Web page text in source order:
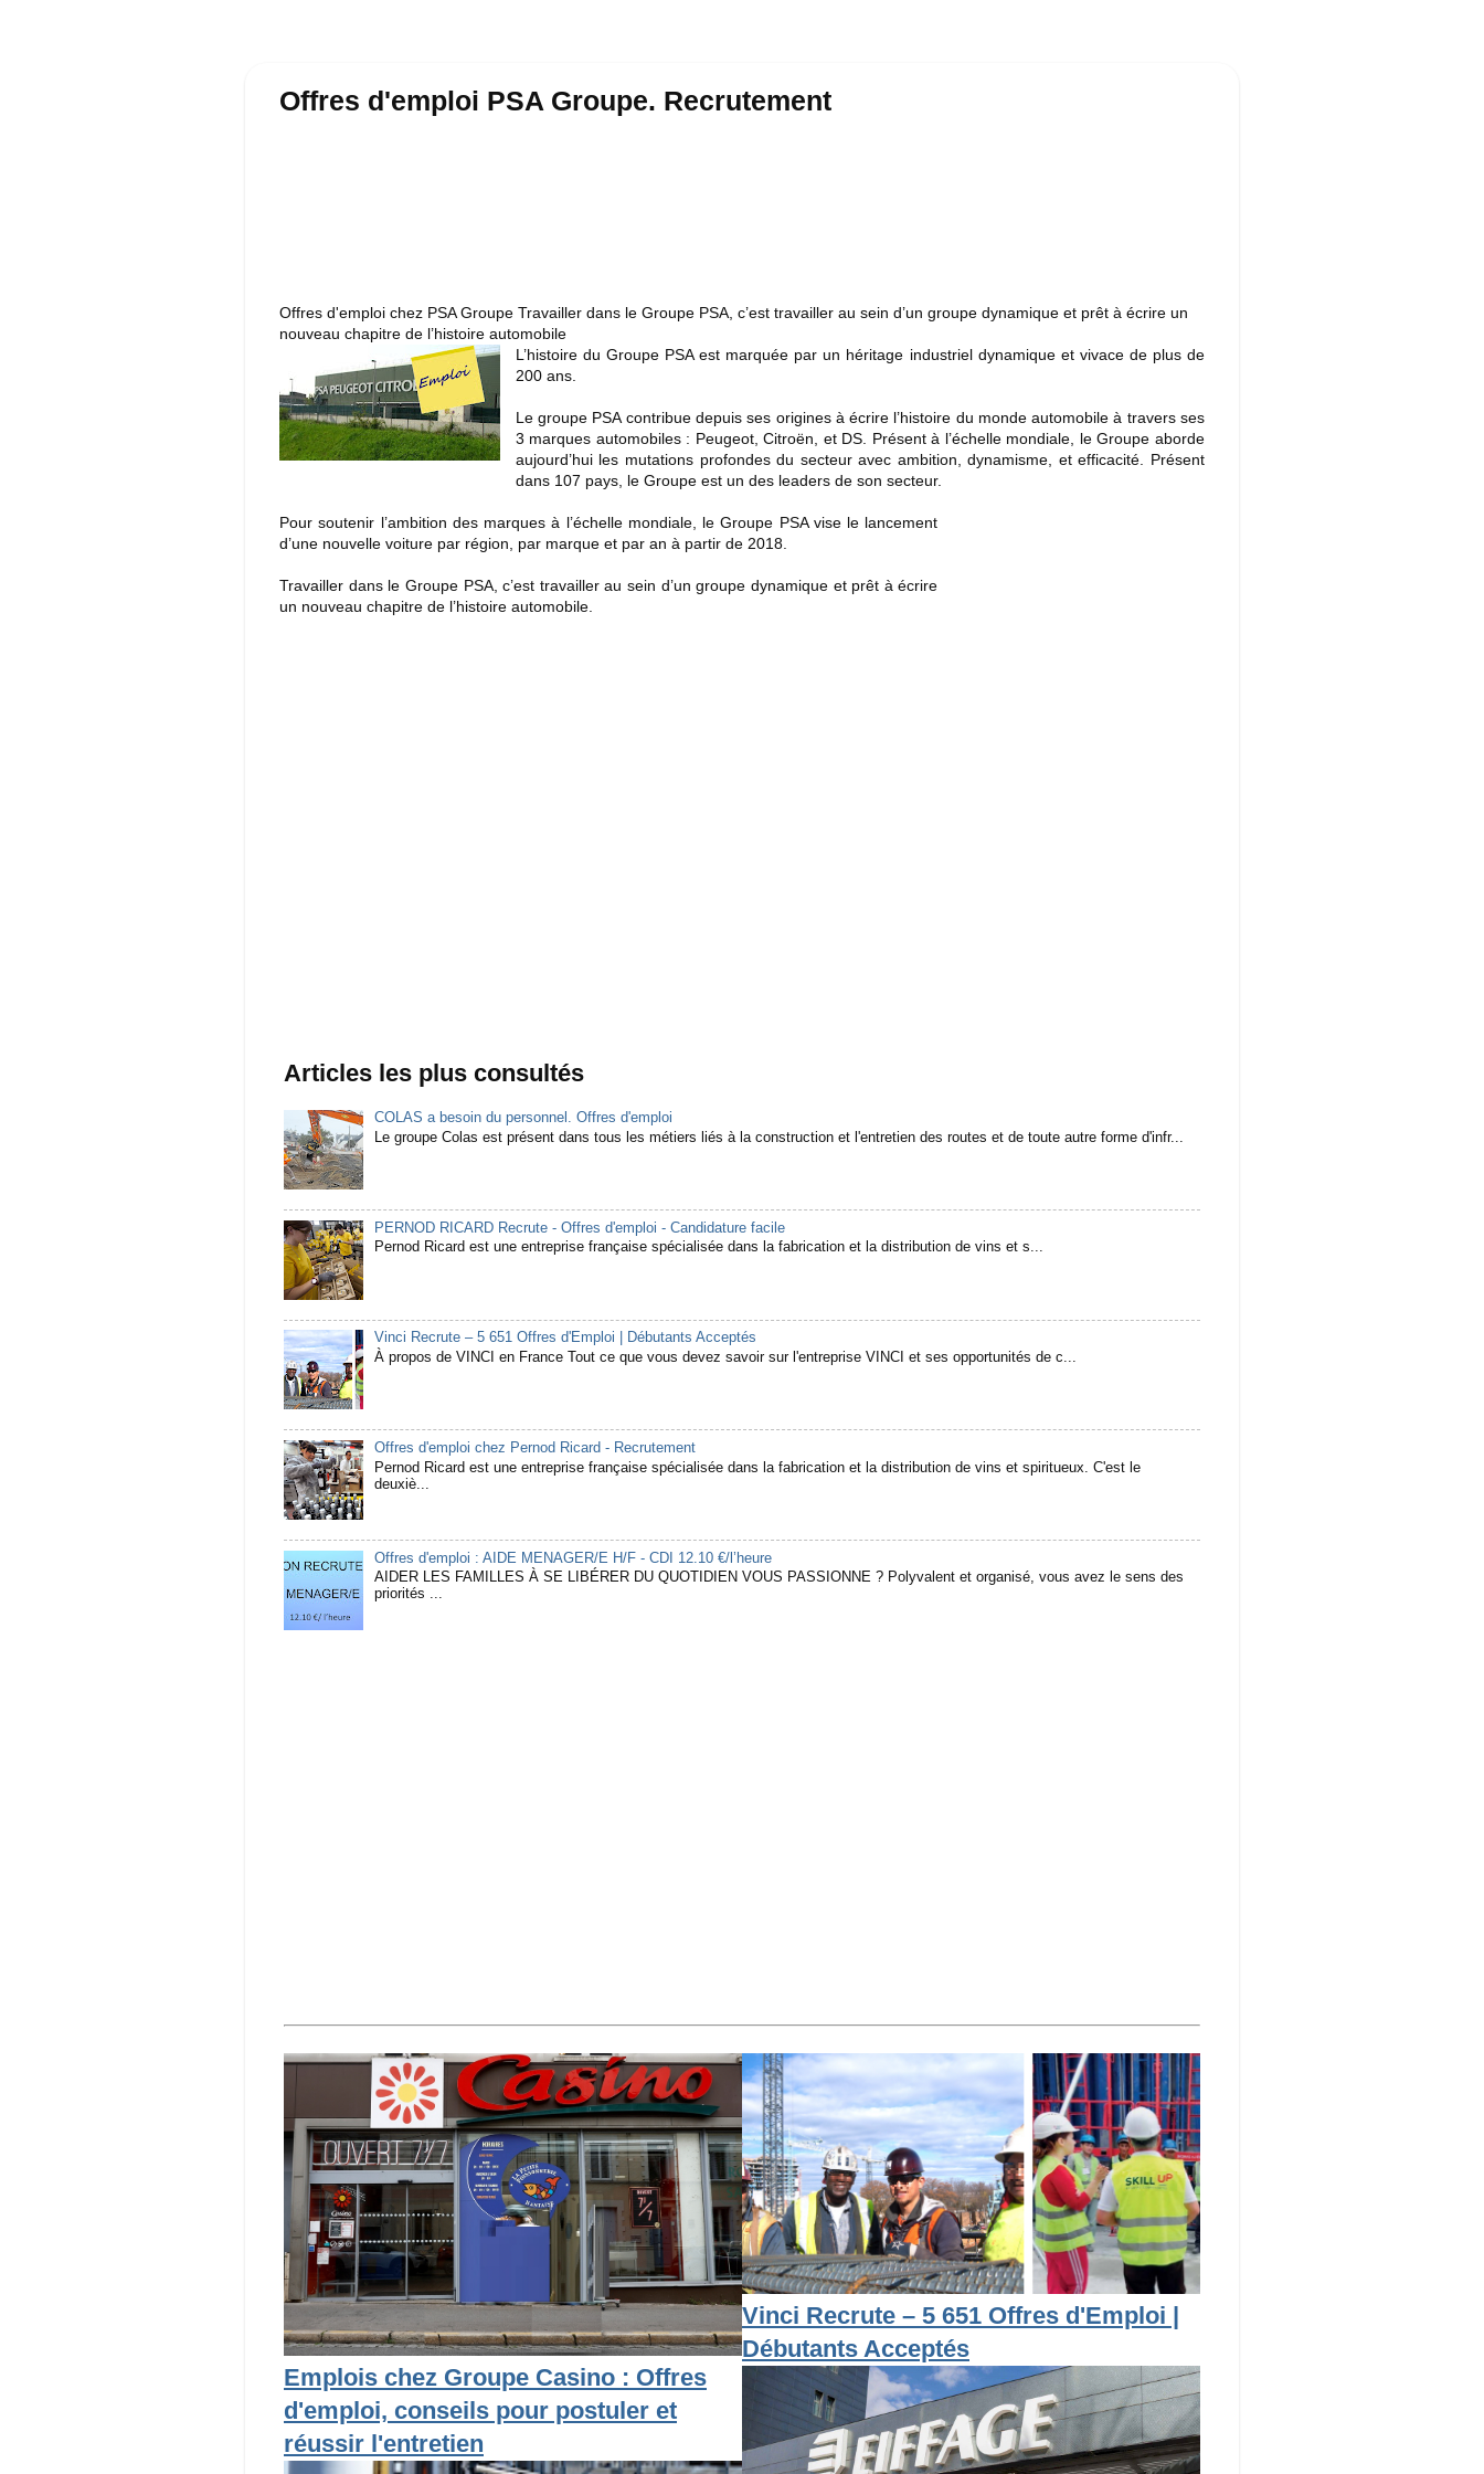
Offres d'emploi PSA Groupe. Recrutement
Offres d'emploi chez PSA Groupe Travailler dans le Groupe PSA, c’est travailler au sein d’un groupe dynamique et prêt à écrire un
nouveau chapitre de l’histoire automobile
L’histoire du Groupe PSA est marquée par un héritage industriel dynamique et vivace de plus de
200 ans.
Le groupe PSA contribue depuis ses origines à écrire l’histoire du monde automobile à travers ses
3 marques automobiles : Peugeot, Citroën, et DS. Présent à l’échelle mondiale, le Groupe aborde
aujourd’hui les mutations profondes du secteur avec ambition, dynamisme, et efficacité. Présent
dans 107 pays, le Groupe est un des leaders de son secteur.
Pour soutenir l’ambition des marques à l’échelle mondiale, le Groupe PSA vise le lancement
d’une nouvelle voiture par région, par marque et par an à partir de 2018.
Travailler dans le Groupe PSA, c’est travailler au sein d’un groupe dynamique et prêt à écrire
un nouveau chapitre de l’histoire automobile.
Articles les plus consultés
COLAS a besoin du personnel. Offres d'emploi
Le groupe Colas est présent dans tous les métiers liés à la construction et l'entretien des routes et de toute autre forme d'infr...
PERNOD RICARD Recrute - Offres d'emploi - Candidature facile
Pernod Ricard est une entreprise française spécialisée dans la fabrication et la distribution de vins et s...
Vinci Recrute – 5 651 Offres d'Emploi | Débutants Acceptés
À propos de VINCI en France Tout ce que vous devez savoir sur l'entreprise VINCI et ses opportunités de c...
Offres d'emploi chez Pernod Ricard - Recrutement
Pernod Ricard est une entreprise française spécialisée dans la fabrication et la distribution de vins et spiritueux. C'est le
deuxiè...
Offres d'emploi : AIDE MENAGER/E H/F - CDI 12.10 €/l’heure
AIDER LES FAMILLES À SE LIBÉRER DU QUOTIDIEN VOUS PASSIONNE ? Polyvalent et organisé, vous avez le sens des
priorités ...
Emplois chez Groupe Casino : Offres
d'emploi, conseils pour postuler et
réussir l'entretien
Vinci Recrute – 5 651 Offres d'Emploi |
Débutants Acceptés